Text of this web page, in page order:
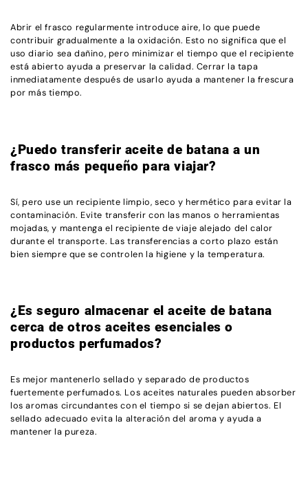
Abrir el frasco regularmente introduce aire, lo que puede
contribuir gradualmente a la oxidación. Esto no significa que el
uso diario sea dañino, pero minimizar el tiempo que el recipiente
está abierto ayuda a preservar la calidad. Cerrar la tapa
inmediatamente después de usarlo ayuda a mantener la frescura
por más tiempo.
¿Puedo transferir aceite de batana a un
frasco más pequeño para viajar?
Sí, pero use un recipiente limpio, seco y hermético para evitar la
contaminación. Evite transferir con las manos o herramientas
mojadas, y mantenga el recipiente de viaje alejado del calor
durante el transporte. Las transferencias a corto plazo están
bien siempre que se controlen la higiene y la temperatura.
¿Es seguro almacenar el aceite de batana
cerca de otros aceites esenciales o
productos perfumados?
Es mejor mantenerlo sellado y separado de productos
fuertemente perfumados. Los aceites naturales pueden absorber
los aromas circundantes con el tiempo si se dejan abiertos. El
sellado adecuado evita la alteración del aroma y ayuda a
mantener la pureza.